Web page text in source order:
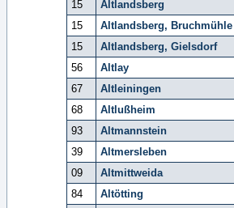
15
Altlandsberg
15
Altlandsberg, Bruchmühle
15
Altlandsberg, Gielsdorf
56
Altlay
67
Altleiningen
68
Altlußheim
93
Altmannstein
39
Altmersleben
09
Altmittweida
84
Altötting